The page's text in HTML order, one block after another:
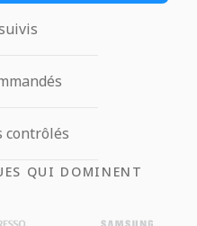
contrôlés
QUI DOMINENT